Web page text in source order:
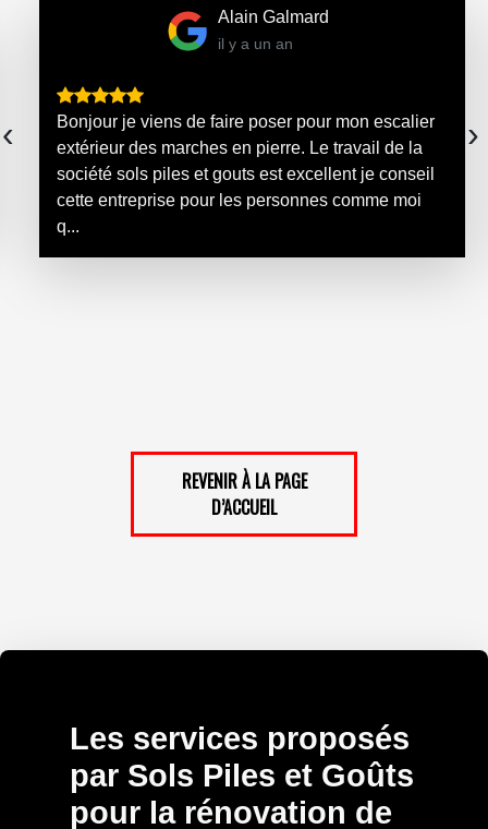
Alain Galmard
il y a un an
Bonjour je viens de faire poser pour mon escalier
extérieur des marches en pierre. Le travail de la
société sols piles et gouts est excellent je conseil
cette entreprise pour les personnes comme moi
q...
‹ ›
REVENIR À LA PAGE
D’ACCUEIL
Les services proposés
par Sols Piles et Goûts
pour la rénovation de